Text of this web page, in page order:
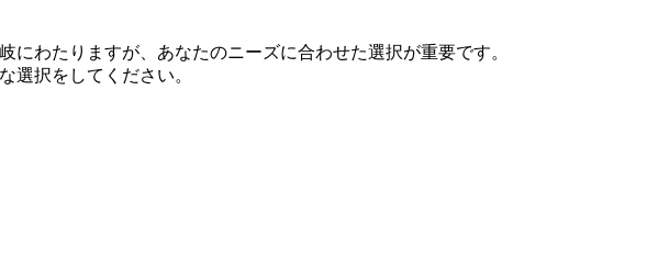
にわたりますが、あなたのニーズに合わせた選択が重要です。
選択をしてください。